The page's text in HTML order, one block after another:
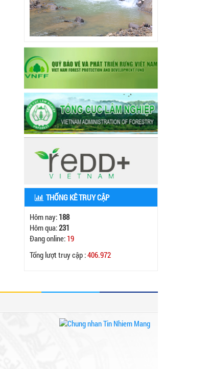
THỐNG KÊ TRUY CẬP
Hôm nay: 188
Hôm qua:231
Đang online: 19
Tổng lượt truy cập :406.972